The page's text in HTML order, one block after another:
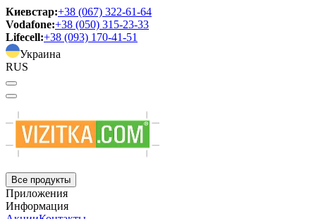
Киевстар:+38 (067) 322-61-64
Vodafone:+38 (050) 315-23-33
Lifecell:+38 (093) 170-41-51
Украина
RUS
Все продукты
Приложения
Информация